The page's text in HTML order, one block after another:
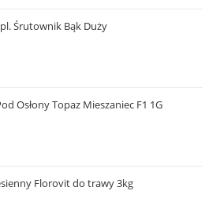
Śrutownik Bąk Duży
Osłony Topaz Mieszaniec F1 1G
Florovit do trawy 3kg